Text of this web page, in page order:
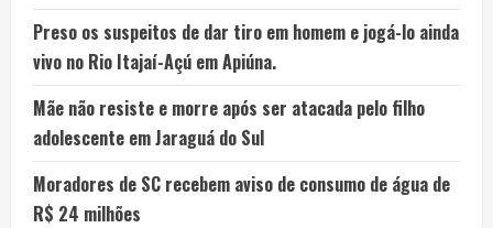
Preso os suspeitos de dar tiro em homem e jogá-lo ainda
vivo no Rio Itajaí-Açú em Apiúna.
Mãe não resiste e morre após ser atacada pelo filho
adolescente em Jaraguá do Sul
Moradores de SC recebem aviso de consumo de água de
R$ 24 milhões